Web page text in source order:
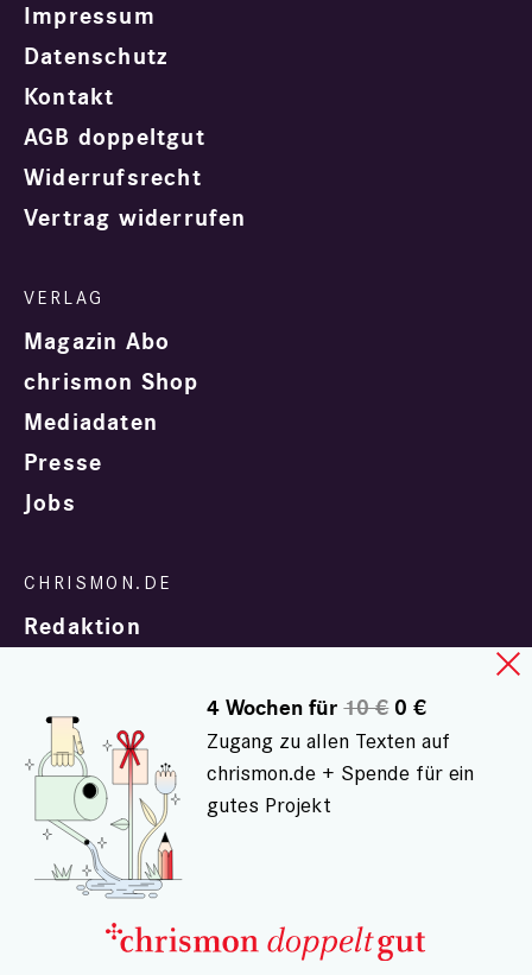
Impressum
Datenschutz
Kontakt
AGB doppeltgut
Widerrufsrecht
Vertrag widerrufen
Magazin Abo
chrismon Shop
Mediadaten
Presse
Jobs
Redaktion
In Zusammenarbeit mit
© chrismon.de 2001 - 2026
Alle Rechte vorbehalten.
4 Wochen für10 €0 €
Zugang zu allen Texten auf
chrismon.de + Spende für ein
gutes Projekt